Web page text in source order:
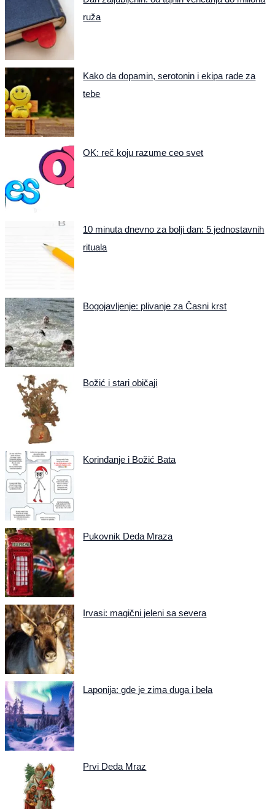
ruža
Kako da dopamin, serotonin i ekipa rade za
tebe
OK: reč koju razume ceo svet
10 minuta dnevno za bolji dan: 5 jednostavnih
rituala
Bogojavljenje: plivanje za Časni krst
Božić i stari običaji
Korinđanje i Božić Bata
Pukovnik Deda Mraza
Irvasi: magični jeleni sa severa
Laponija: gde je zima duga i bela
Prvi Deda Mraz